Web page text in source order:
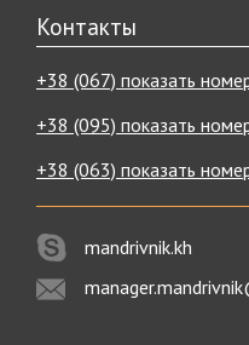
Контакты
+38 (067) показать
+38 (095) показать
+38 (063) показать
mandrivnik.kh